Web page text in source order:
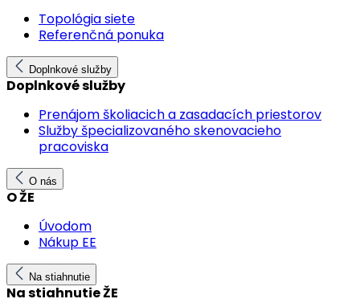
Topológia siete
Referenčná ponuka
Doplnkové služby
Doplnkové služby
Prenájom školiacich a zasadacích priestorov
Služby špecializovaného skenovacieho
pracoviska
O nás
O ŽE
Úvodom
Nákup EE
Na stiahnutie
Na stiahnutie ŽE